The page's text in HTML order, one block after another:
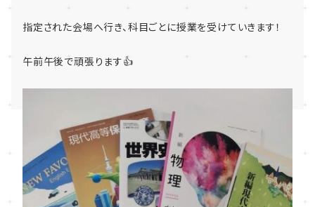
指定された会場へ行き、科目ごとに授業を受けていきます！
午前午後で頑張ります👍